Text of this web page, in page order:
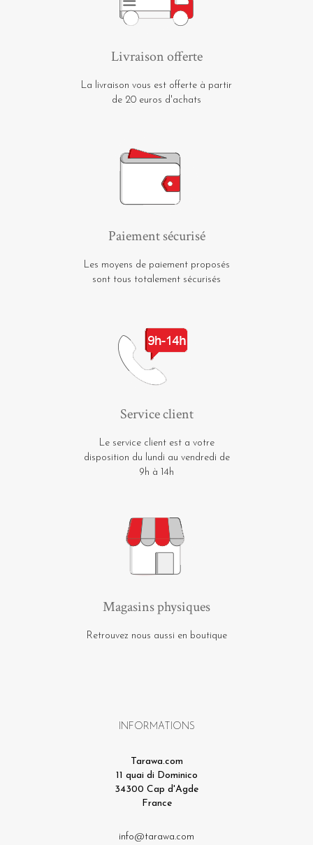
Livraison offerte
La livraison vous est offerte à partir
de 20 euros d'achats
Paiement sécurisé
Les moyens de paiement proposés
sont tous totalement sécurisés
Service client
Le service client est a votre
disposition du lundi au vendredi de
9h à 14h
Magasins physiques
Retrouvez nous aussi en boutique
INFORMATIONS
Tarawa.com
11 quai di Dominico
34300 Cap d'Agde
France
info@tarawa.com